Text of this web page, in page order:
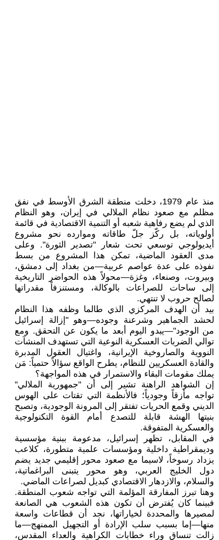
منذ عام 1979، دخلت منطقة الشرق الأوسط في نفق
مظلم مع صعود نظام الملالي في إيران، وهو النظام
الذي لم يضع رفاهية شعبه أو التنمية الاقتصادية في قائمة
أولوياته، بل ركّز جلّ طاقاته وموارده نحو مشروع
أيديولوجي توسعي تحت شعار "تصدير الثورة". وعلى
مدى العقود الماضية، تمكن هذا المشروع من بسط
نفوذه على عدة عواصم عربية—من بغداد إلى دمشق،
وبيروت، وصنعاء، وغزة—محولاً هذه الحواضر التاريخية
إلى ساحات للصراعات بالوكالة، ومستنزفاً مقدراتها
لصالح حروب لا تنتهي.
بيد أن الهدف المركزي الذي طالما وظفه هذا النظام
لحشد الجماهير وشرعنة وجوده—وهو "إزالة إسرائيل
من الوجود"—يبدو اليوم أبعد ما يكون عن التحقق. ومع
توالي الضربات العسكرية النوعية التي تستهدف المنشآت
النووية والصاروخية الإيرانية، واغتيال العقول المدبرة
والقادة العسكريين للنظام، يطرح الواقع سؤالاً حتمياً: مَن
يملك مقومات البقاء والاستمرار في هذه المواجهة؟
إن الشواهد الراهنة تشير إلى أن "جمهورية الملالي"
تواجه مأزقاً وجودياً؛ فالأنظمة التي تقتات على الهوس
الديني وقمع الحريات تفتقر إلى المرونة الوجودية، وتصبح
بنيتها الهشة قابلة للتصدع أمام القوة التكنولوجية
والعسكرية المتفوقة.
في المقابل، تظهر إسرائيل، مدعومة ببنية مؤسسية
وديمقراطية داخلية ومؤسسات علمية متطورة، كلاعب
يزداد رسوخاً، لاسيما مع صعود محور إقليمي جديد يضم
دول الخليج العربي، وهو محور يتبنى البراغماتية،
والسلام، والازدهار الاقتصادي كبديل لصراعات الماضي.
وهنا تبرز المفارقة المؤلمة التي تواجه شعوب المنطقة.
فبينما كان يُفترض أن تكون هذه الشعوب هي الصانعة
لمصيرها والمحددة لخياراتها، نجد أن قطاعات واسعة
منها—إما بسبب سلب الإرادة أو التجهيل الممنهج—ما
زالت تنساق وراء خطابات الكراهية والعداء المقدس،